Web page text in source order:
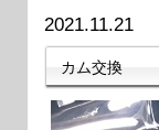
2021.11.21
カム交換